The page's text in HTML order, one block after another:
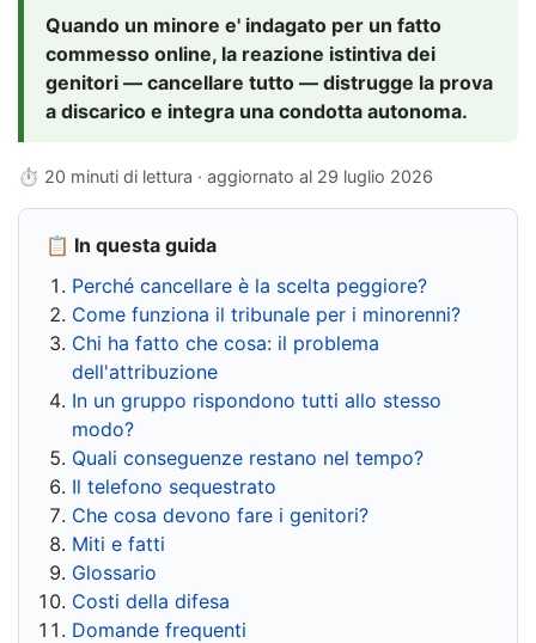
Quando un minore e' indagato per un fatto
commesso online, la reazione istintiva dei
genitori — cancellare tutto — distrugge la prova
a discarico e integra una condotta autonoma.
⏱ 20 minuti di lettura · aggiornato al 29 luglio 2026
📋 In questa guida
Perché cancellare è la scelta peggiore?
Come funziona il tribunale per i minorenni?
Chi ha fatto che cosa: il problema
dell'attribuzione
In un gruppo rispondono tutti allo stesso
modo?
Quali conseguenze restano nel tempo?
Il telefono sequestrato
Che cosa devono fare i genitori?
Miti e fatti
Glossario
Costi della difesa
Domande frequenti